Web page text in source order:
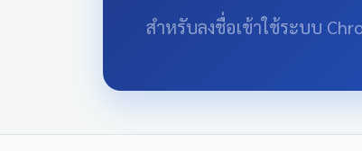
สำหรับลงชื่อเข้าใช้ระบบ